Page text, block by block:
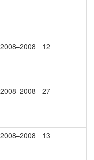
2008–2008 12
2008–2008 27
2008–2008 13